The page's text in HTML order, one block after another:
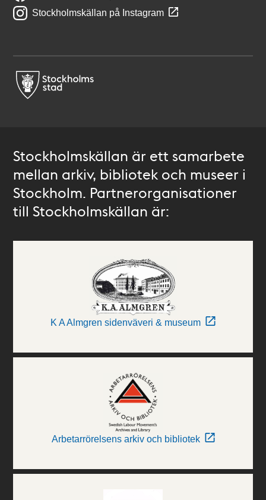
Stockholmskällan på Instagram
Stockholmskällan är ett samarbete
mellan arkiv, bibliotek och museer i
Stockholm. Partnerorganisationer
till Stockholmskällan är:
K A Almgren sidenväveri & museum
Arbetarrörelsens arkiv och bibliotek